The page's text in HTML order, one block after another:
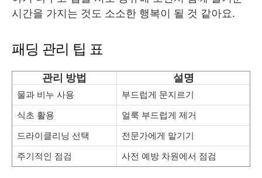
시간을 가지는 것도 소소한 행복이 될 것 같아요.
패딩 관리 팁 표
관리 방법 설명
물과 비누 사용
부드럽게 문지르기
식초 활용
얼룩 부드럽게 제거
드라이클리닝 선택
전문가에게 맡기기
주기적인 점검
사전 예방 차원에서 점검